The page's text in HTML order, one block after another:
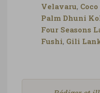
Velavaru,
Palm Dhuni
Four Seasons
Fushi, Gili